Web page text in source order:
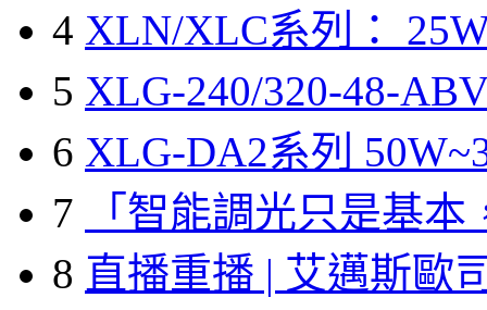
4 XLN/XLC系列：
5 XLG-240/320-48-
6 XLG-DA2系列
7
「智能調光只是基本
8 直播重播 | 艾邁斯歐